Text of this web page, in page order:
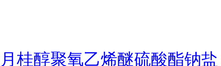
月桂醇聚氧乙烯醚硫酸酯钠盐